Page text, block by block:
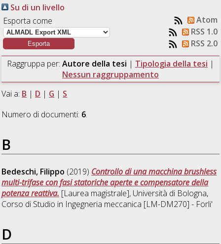
Su di un livello
Esporta come
Atom
RSS 1.0
RSS 2.0
Raggruppa per: Autore della tesi | Tipologia della tesi |
Nessun raggruppamento
Vai a: B | D | G | S
Numero di documenti: 6.
B
Bedeschi, Filippo (2019) Controllo di una macchina brushless
multi-trifase con fasi statoriche aperte e compensatore della
potenza reattiva. [Laurea magistrale], Università di Bologna,
Corso di Studio in Ingegneria meccanica [LM-DM270] - Forli'
D